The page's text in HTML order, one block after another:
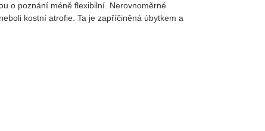
o poznání méně flexibilní. Nerovnoměrné
kostní atrofie. Ta je zapříčiněná úbytkem a